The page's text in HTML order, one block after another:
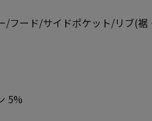
/フード/サイドポケット/リブ(
5%